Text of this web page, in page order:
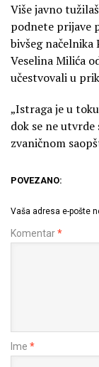
Više javno
podnete prijave
bivšeg načelnika
Veselina Milića
učestvovali u
„Istraga je u
dok se ne utvrde
zvaničnom
POVEZANO:
Vaša adresa e-pošte
Komentar*
Ime *